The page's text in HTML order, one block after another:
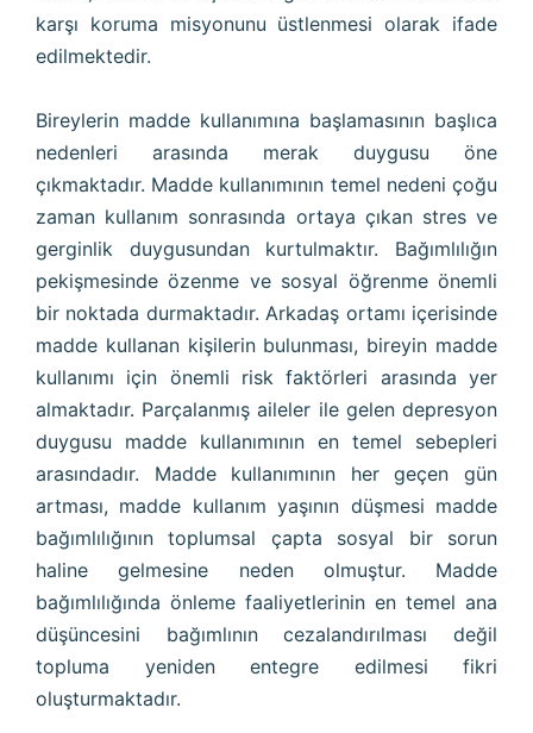
karşı koruma misyonunu üstlenmesi olarak ifade
edilmektedir.
Bireylerin madde kullanımına başlamasının başlıca
nedenleri arasında merak duygusu öne
çıkmaktadır. Madde kullanımının temel nedeni çoğu
zaman kullanım sonrasında ortaya çıkan stres ve
gerginlik duygusundan kurtulmaktır. Bağımlılığın
pekişmesinde özenme ve sosyal öğrenme önemli
bir noktada durmaktadır. Arkadaş ortamı içerisinde
madde kullanan kişilerin bulunması, bireyin madde
kullanımı için önemli risk faktörleri arasında yer
almaktadır. Parçalanmış aileler ile gelen depresyon
duygusu madde kullanımının en temel sebepleri
arasındadır. Madde kullanımının her geçen gün
artması, madde kullanım yaşının düşmesi madde
bağımlılığının toplumsal çapta sosyal bir sorun
haline gelmesine neden olmuştur. Madde
bağımlılığında önleme faaliyetlerinin en temel ana
düşüncesini bağımlının cezalandırılması değil
topluma yeniden entegre edilmesi fikri
oluşturmaktadır.